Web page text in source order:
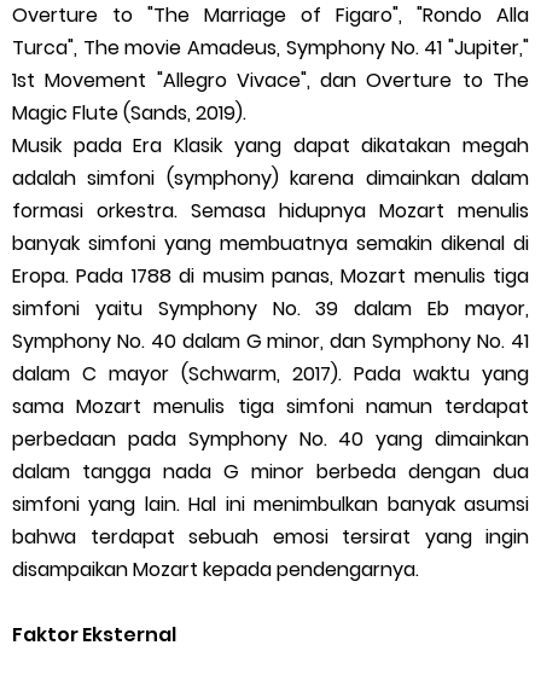
Overture to "The Marriage of Figaro", "Rondo Alla
Turca", The movie Amadeus, Symphony No. 41 "Jupiter,"
1st Movement "Allegro Vivace", dan Overture to The
Magic Flute (Sands, 2019).
Musik pada Era Klasik yang dapat dikatakan megah
adalah simfoni (symphony) karena dimainkan dalam
formasi orkestra. Semasa hidupnya Mozart menulis
banyak simfoni yang membuatnya semakin dikenal di
Eropa. Pada 1788 di musim panas, Mozart menulis tiga
simfoni yaitu Symphony No. 39 dalam Eb mayor,
Symphony No. 40 dalam G minor, dan Symphony No. 41
dalam C mayor (Schwarm, 2017). Pada waktu yang
sama Mozart menulis tiga simfoni namun terdapat
perbedaan pada Symphony No. 40 yang dimainkan
dalam tangga nada G minor berbeda dengan dua
simfoni yang lain. Hal ini menimbulkan banyak asumsi
bahwa terdapat sebuah emosi tersirat yang ingin
disampaikan Mozart kepada pendengarnya.
Faktor Eksternal